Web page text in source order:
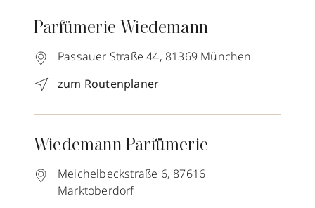
Parfümerie Wiedemann
Passauer Straße 44, 81369 München
zum Routenplaner
Wiedemann Parfümerie
Meichelbeckstraße 6, 87616
Marktoberdorf